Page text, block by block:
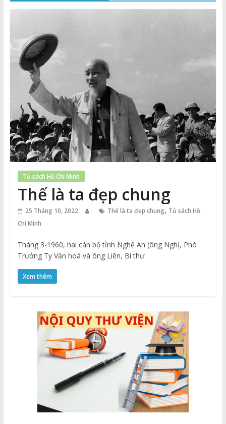
Thuận
Vào
Thức
Tủ sách Hồ Chí Minh
Thế là ta đẹp chung
25 Tháng 10, 2022 Thế là ta đẹp chung, Tủ sách Hồ
Chí Minh
Tháng 3-1960, hai cán bộ tỉnh Nghệ An (ông Nghị, Phó
Trưởng Ty Văn hoá và ông Liên, Bí thư
Xem thêm